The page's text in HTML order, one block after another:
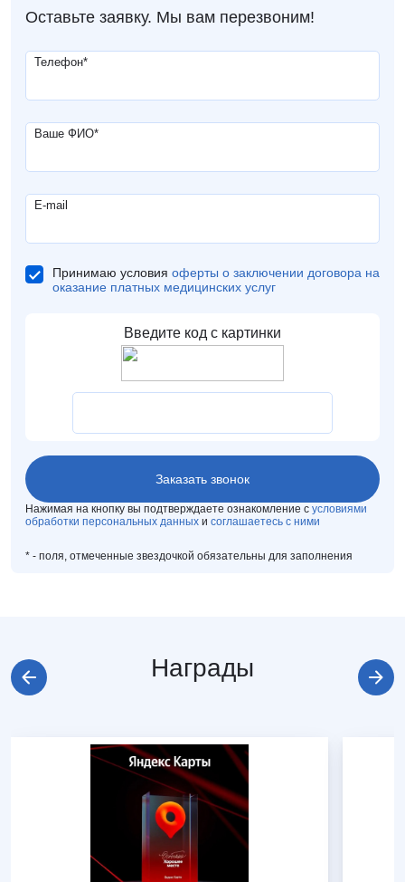
Оставьте заявку. Мы вам перезвоним!
Телефон*
Ваше ФИО*
E-mail
Принимаю условия оферты о заключении договора на
оказание платных медицинских услуг
Нажимая на кнопку вы подтверждаете ознакомление с условиями
обработки персональных данных и соглашаетесь с ними
* - поля, отмеченные звездочкой обязательны для заполнения
Награды